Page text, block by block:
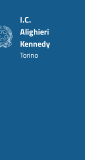
I.C.
Alighieri
Kennedy
Torino